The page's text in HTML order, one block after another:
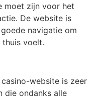
moet zijn voor het
De website is
navigatie om
voelt.
website is zeer
die ondanks alle